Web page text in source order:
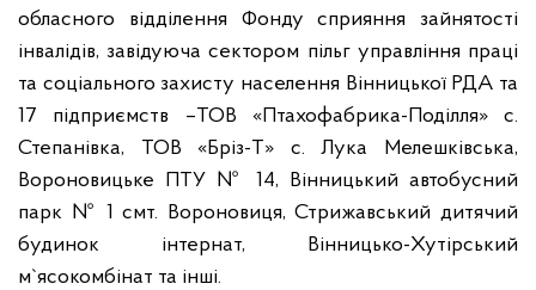
обласного відділення Фонду сприяння зайнятості
інвалідів, завідуюча сектором пільг управління праці
та соціального захисту населення Вінницької РДА та
17 підприємств –ТОВ «Птахофабрика-Поділля» с.
Степанівка, ТОВ «Бріз-Т» с. Лука Мелешківська,
Вороновицьке ПТУ № 14, Вінницький автобусний
парк № 1 смт. Вороновиця, Стрижавський дитячий
будинок інтернат, Вінницько-Хутірський
м`ясокомбінат та інші.